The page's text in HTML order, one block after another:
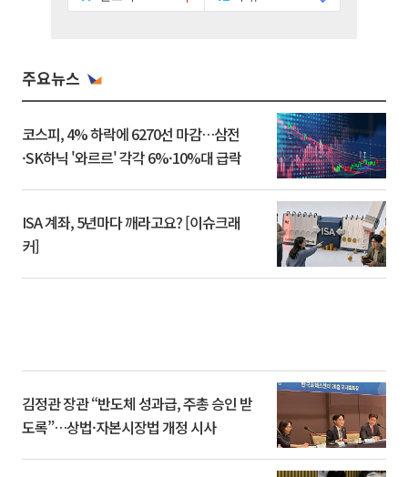
주요뉴스
코스피, 4% 하락에 6270선 마감…삼전
·SK하닉 '와르르' 각각 6%·10%대 급락
ISA 계좌, 5년마다 깨라고요? [이슈크래
커]
김정관 장관 “반도체 성과급, 주총 승인 받
도록”…상법·자본시장법 개정 시사